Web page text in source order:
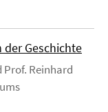
der Geschichte
Prof. Reinhard